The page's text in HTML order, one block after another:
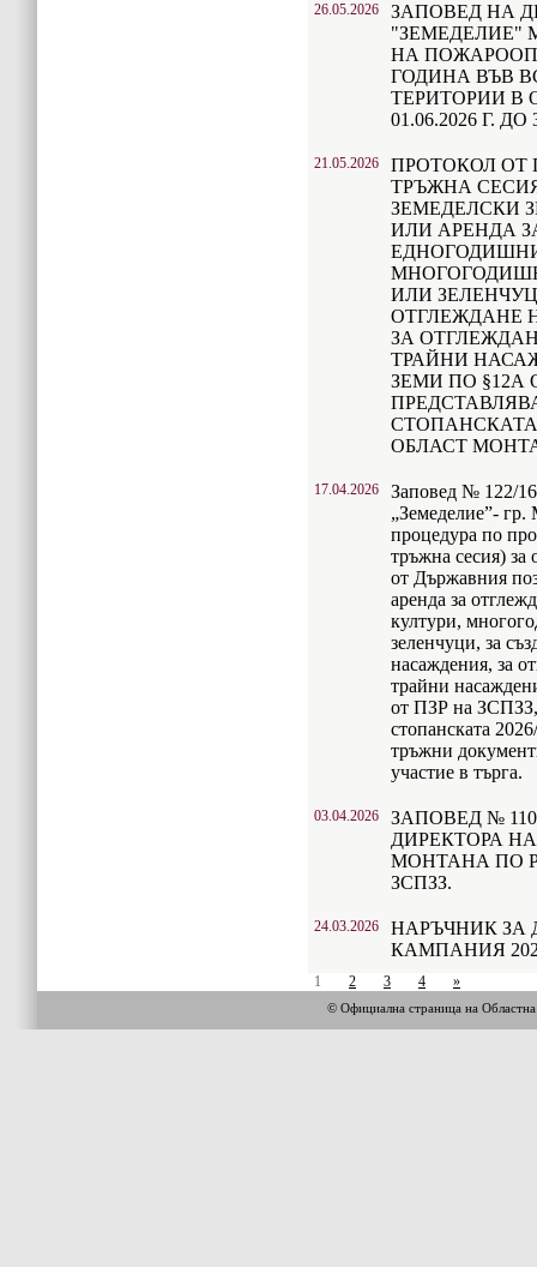
26.05.2026
ЗАПОВЕД НА
"ЗЕМЕДЕЛИЕ"
НА
ГОДИНА ВЪВ
ТЕРИТОРИИ В
01.06.2026 Г. ДО
21.05.2026
ПРОТОКОЛ ОТ
ТРЪЖНА
ЗЕМЕДЕЛСКИ
ИЛИ АРЕНДА
ИЛИ
ОТГЛЕЖДАНЕ
ЗА
ТРАЙНИ
ЗЕМИ ПО §12А
СТОПАНСКАТА
ОБЛАСТ
17.04.2026
Заповед № 122/
„Земеделие”- гр.
процедура по
тръжна сесия) за
от Държавния
аренда за
култури,
зеленчуци, за
насаждения, за
трайни
от ПЗР на ЗСПЗЗ,
стопанската
тръжни
участие в търга.
03.04.2026
ЗАПОВЕД № 110/
ДИРЕКТОРА
МОНТАНА ПО
ЗСПЗЗ.
24.03.2026
НАРЪЧНИК ЗА
КАМПАНИЯ
1 2 3 4 »
© Официална страница на